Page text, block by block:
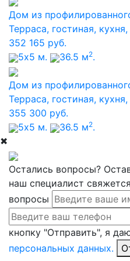
Дом из
Терраса, гостиная,
352 165 руб.
5х5 м.
36.5 м2.
Дом из
Терраса, гостиная,
355 300 руб.
5х5 м.
36.5 м2.
✖
Остались вопросы?
наш специалист
вопросы
кнопку "Отправить", я
персональных данных.